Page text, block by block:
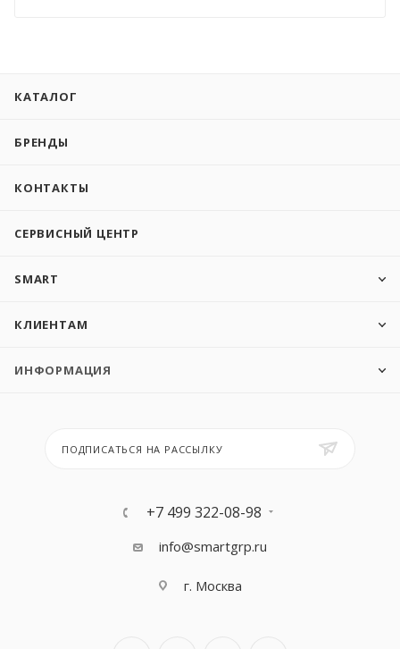
КАТАЛОГ
БРЕНДЫ
КОНТАКТЫ
СЕРВИСНЫЙ ЦЕНТР
SMART
КЛИЕНТАМ
ИНФОРМАЦИЯ
ПОДПИСАТЬСЯ НА РАССЫЛКУ
+7 499 322-08-98
info@smartgrp.ru
г. Москва